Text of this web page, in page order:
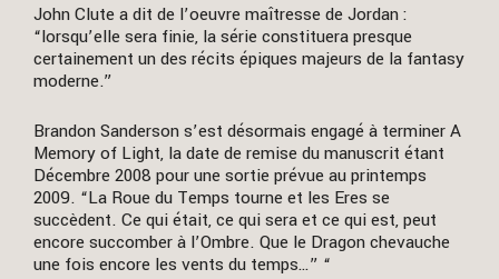
John Clute a dit de l’oeuvre maîtresse de Jordan :
“lorsqu’elle sera finie, la série constituera presque
certainement un des récits épiques majeurs de la fantasy
moderne.”
Brandon Sanderson s’est désormais engagé à terminer A
Memory of Light, la date de remise du manuscrit étant
Décembre 2008 pour une sortie prévue au printemps
2009. “La Roue du Temps tourne et les Eres se
succèdent. Ce qui était, ce qui sera et ce qui est, peut
encore succomber à l’Ombre. Que le Dragon chevauche
une fois encore les vents du temps…” “